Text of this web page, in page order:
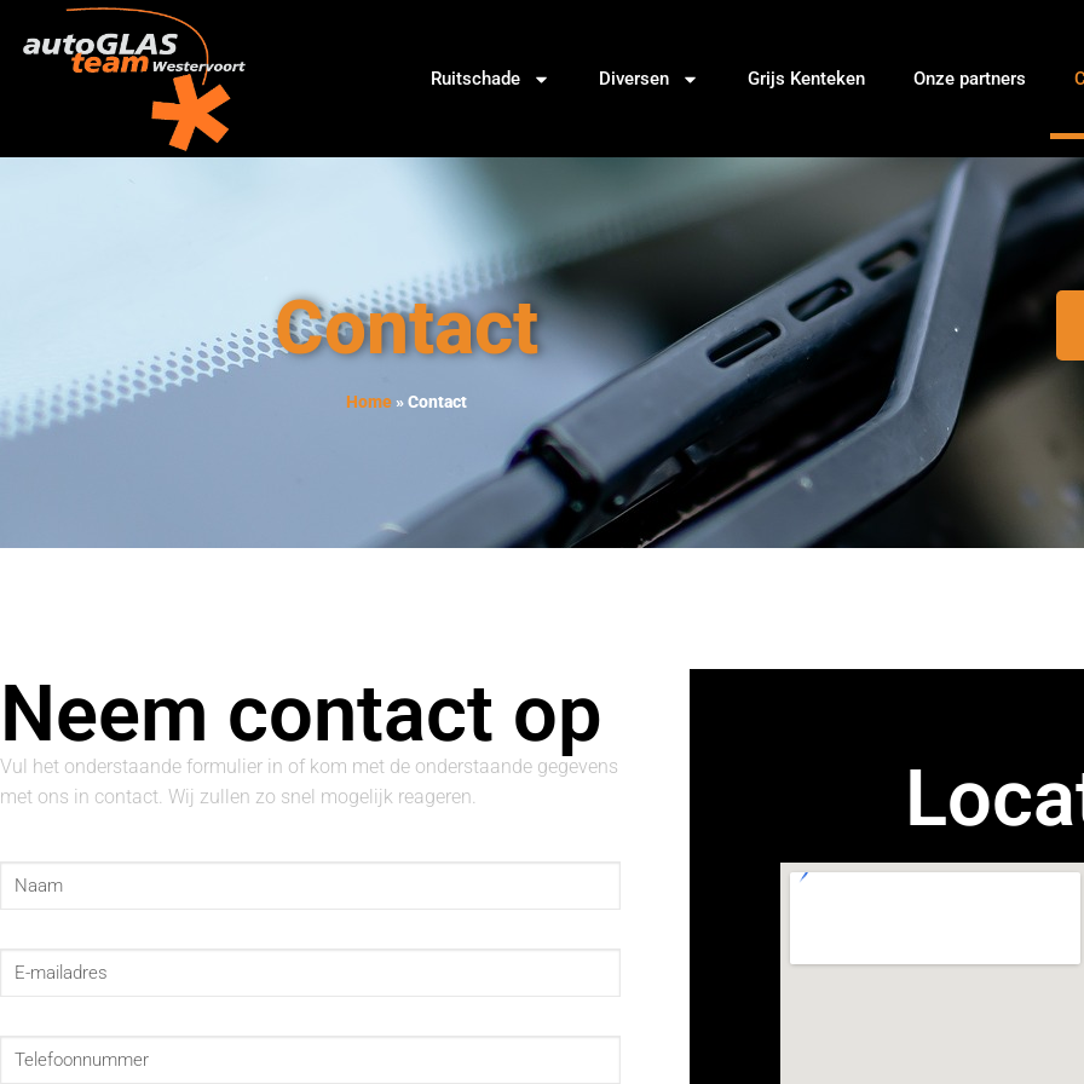
Ruitschade Diversen Grijs Kenteken Onze partners
Contact
Home »Contact
Neem contact op
Vul het onderstaande formulier in of kom met de onderstaande gegevens
met ons in contact. Wij zullen zo snel mogelijk reageren.